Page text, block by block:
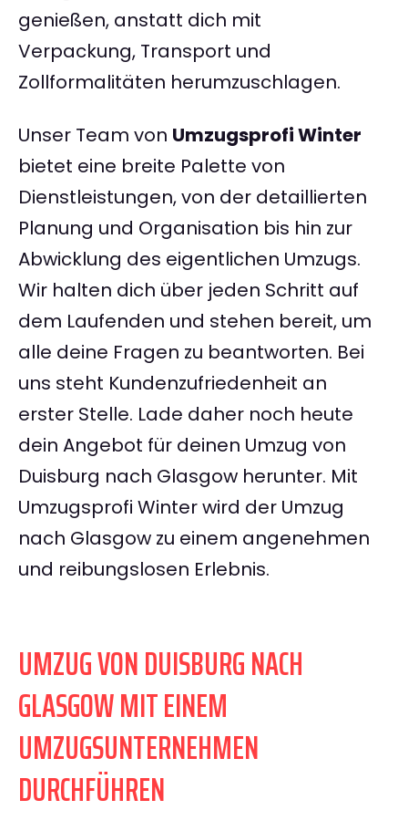
genießen, anstatt dich mit
Verpackung, Transport und
Zollformalitäten herumzuschlagen.
Unser Team von Umzugsprofi Winter
bietet eine breite Palette von
Dienstleistungen, von der detaillierten
Planung und Organisation bis hin zur
Abwicklung des eigentlichen Umzugs.
Wir halten dich über jeden Schritt auf
dem Laufenden und stehen bereit, um
alle deine Fragen zu beantworten. Bei
uns steht Kundenzufriedenheit an
erster Stelle. Lade daher noch heute
dein Angebot für deinen Umzug von
Duisburg nach Glasgow herunter. Mit
Umzugsprofi Winter wird der Umzug
nach Glasgow zu einem angenehmen
und reibungslosen Erlebnis.
UMZUG VON DUISBURG NACH
GLASGOW MIT EINEM
UMZUGSUNTERNEHMEN
DURCHFÜHREN